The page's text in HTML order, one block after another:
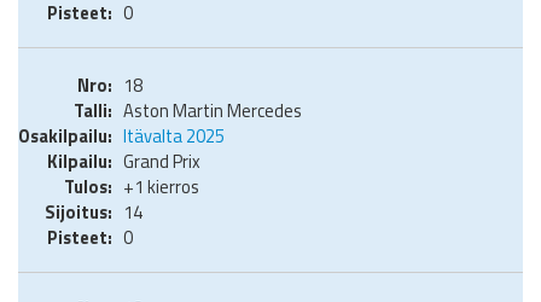
0
18
Aston Martin Mercedes
Itävalta 2025
Grand Prix
+1 kierros
14
0